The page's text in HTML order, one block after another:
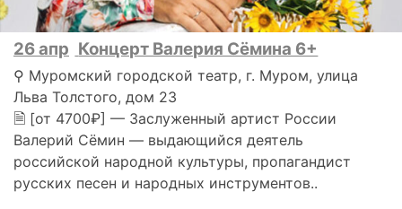
26 апр Концерт Валерия Сёмина 6+
⚲ Муромский городской театр, г. Муром, улица
Льва Толстого, дом 23
🗎 [от 4700₽] — Заслуженный артист России
Валерий Сёмин — выдающийся деятель
российской народной культуры, пропагандист
русских песен и народных инструментов..